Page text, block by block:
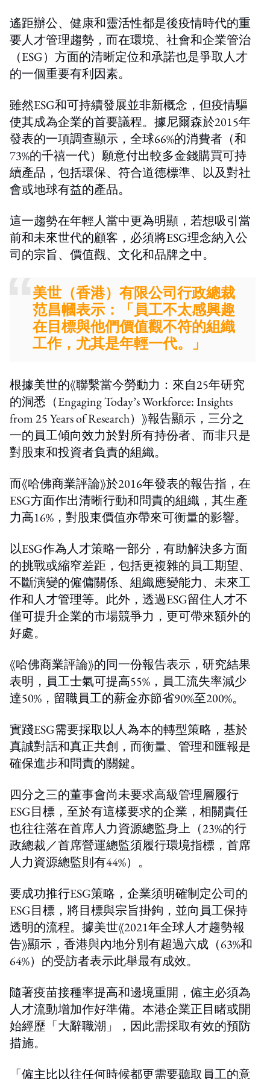
遙距辦公、健康和靈活性都是後疫情時代的重
要人才管理趨勢，而在環境、社會和企業管治
（ESG）方面的清晰定位和承諾也是爭取人才
的一個重要有利因素。
雖然ESG和可持續發展並非新概念，但疫情驅
使其成為企業的首要議程。據尼爾森於2015年
發表的一項調查顯示，全球66%的消費者（和
73%的千禧一代）願意付出較多金錢購買可持
續產品，包括環保、符合道德標準、以及對社
會或地球有益的產品。
這一趨勢在年輕人當中更為明顯，若想吸引當
前和未來世代的顧客，必須將ESG理念納入公
司的宗旨、價值觀、文化和品牌之中。
美世（香港）有限公司行政總裁
范昌幗表示：「員工不太感興趣
在目標與他們價值觀不符的組織
工作，尤其是年輕一代。」
根據美世的《聯繫當今勞動力：來自25年研究
的洞悉（Engaging Today’s Workforce: Insights
from 25 Years of Research）》報告顯示，三分之
一的員工傾向效力於對所有持份者、而非只是
對股東和投資者負責的組織。
而《哈佛商業評論》於2016年發表的報告指，在
ESG方面作出清晰行動和問責的組織，其生產
力高16%，對股東價值亦帶來可衡量的影響。
以ESG作為人才策略一部分，有助解決多方面
的挑戰或縮窄差距，包括更複雜的員工期望、
不斷演變的僱傭關係、組織應變能力、未來工
作和人才管理等。此外，透過ESG留住人才不
僅可提升企業的市場競爭力，更可帶來額外的
好處。
《哈佛商業評論》的同一份報告表示，研究結果
表明，員工士氣可提高55%，員工流失率減少
達50%，留職員工的薪金亦節省90%至200%。
實踐ESG需要採取以人為本的轉型策略，基於
真誠對話和真正共創，而衡量、管理和匯報是
確保進步和問責的關鍵。
四分之三的董事會尚未要求高級管理層履行
ESG目標，至於有這樣要求的企業，相關責任
也往往落在首席人力資源總監身上（23%的行
政總裁／首席營運總監須履行環境指標，首席
人力資源總監則有44%）。
要成功推行ESG策略，企業須明確制定公司的
ESG目標，將目標與宗旨掛鉤，並向員工保持
透明的流程。據美世《2021年全球人才趨勢報
告》顯示，香港與內地分別有超過六成（63%和
64%）的受訪者表示此舉最有成效。
隨著疫苗接種率提高和邊境重開，僱主必須為
人才流動增加作好準備。本港企業正目睹或開
始經歷「大辭職潮」，因此需採取有效的預防
措施。
「僱主比以往任何時候都更需要聽取員工的意